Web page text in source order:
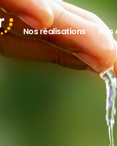
Nos réalisations Nos